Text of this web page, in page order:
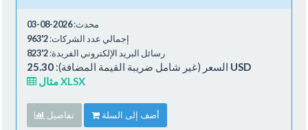
محدث:2026-08-03
إجمالي عدد الشركات:2'963
رسائل البريد الإلكتروني الفريدة:2'823
السعر (غير شامل ضريبة القيمة المضافة): 25.30 USD
مثال XLSX
تفاصيل أضف إلى السلة